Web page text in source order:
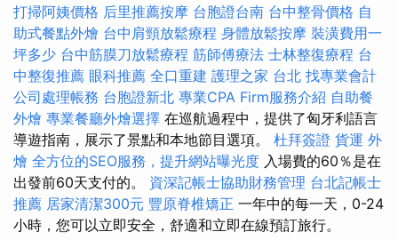
打掃阿姨價格 后里推薦按摩 台胞證台南 台中整骨價格 自
助式餐點外燴 台中肩頸放鬆療程 身體放鬆按摩 裝潢費用一
坪多少 台中筋膜刀放鬆療程 筋師傅療法 士林整復療程 台
中整復推薦 眼科推薦 全口重建 護理之家 台北 找專業會計
公司處理帳務 台胞證新北 專業CPA Firm服務介紹 自助餐
外燴 專業餐廳外燴選擇 在巡航過程中，提供了匈牙利語言
導遊指南，展示了景點和本地節目選項。 杜拜簽證 貨運 外
燴 全方位的SEO服務，提升網站曝光度 入場費的60％是在
出發前60天支付的。 資深記帳士協助財務管理 台北記帳士
推薦 居家清潔300元 豐原脊椎矯正 一年中的每一天，0-24
小時，您可以立即安全，舒適和立即在線預訂旅行。